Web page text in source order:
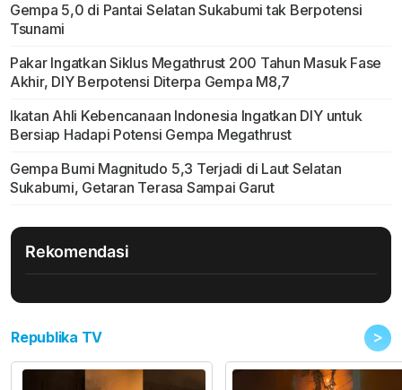
Gempa 5,0 di Pantai Selatan Sukabumi tak Berpotensi
Tsunami
Pakar Ingatkan Siklus Megathrust 200 Tahun Masuk Fase
Akhir, DIY Berpotensi Diterpa Gempa M8,7
Ikatan Ahli Kebencanaan Indonesia Ingatkan DIY untuk
Bersiap Hadapi Potensi Gempa Megathrust
Gempa Bumi Magnitudo 5,3 Terjadi di Laut Selatan
Sukabumi, Getaran Terasa Sampai Garut
Rekomendasi
Republika TV >